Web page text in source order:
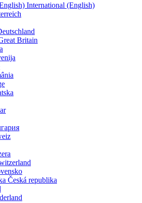
International (English)
Britain
Česká republika